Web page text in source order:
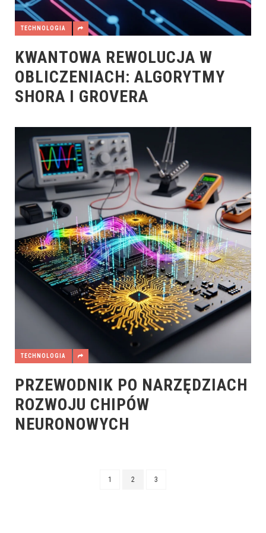
TECHNOLOGIA
KWANTOWA REWOLUCJA W
OBLICZENIACH: ALGORYTMY
SHORA I GROVERA
TECHNOLOGIA
PRZEWODNIK PO NARZĘDZIACH
ROZWOJU CHIPÓW
NEURONOWYCH
1 2 3